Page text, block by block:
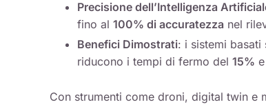
Precisione dell’Intelligenza
fino al 100% di accuratezza nel
Benefici Dimostrati: i sistemi basati
riducono i tempi di fermo del 15%
Con strumenti come droni, digital twin e